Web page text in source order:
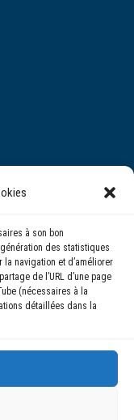
à son bon
des statistiques
la navigation et d’améliorer
de l’URL d’une page
(nécessaires à la
détaillées dans la